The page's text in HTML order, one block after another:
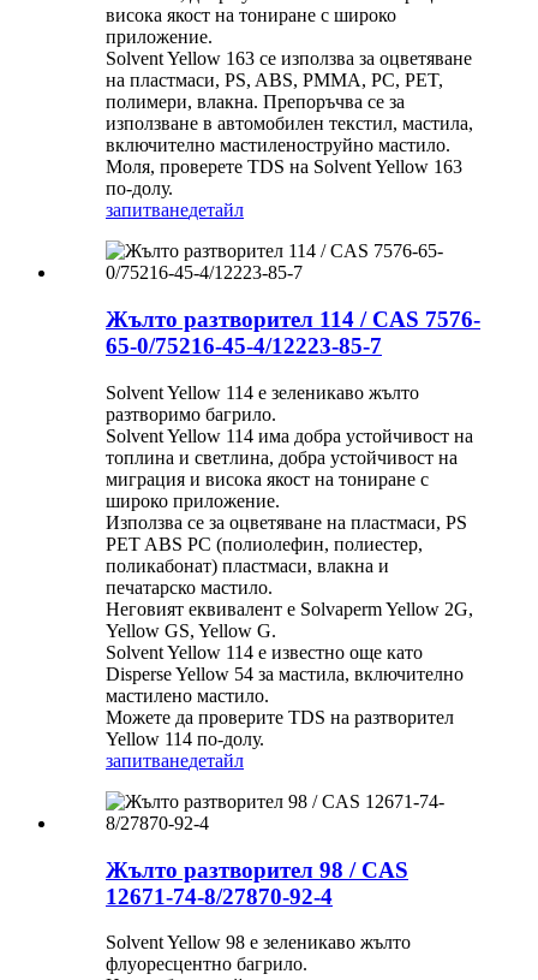
висока якост на тониране с широко
приложение.
Solvent Yellow 163 се използва за оцветяване
на пластмаси, PS, ABS, PMMA, PC, PET,
полимери, влакна. Препоръчва се за
използване в автомобилен текстил, мастила,
включително мастиленоструйно мастило.
Моля, проверете TDS на Solvent Yellow 163
по-долу.
запитванедетайл
Жълто разтворител 114 / CAS 7576-
65-0/75216-45-4/12223-85-7
Solvent Yellow 114 е зеленикаво жълто
разтворимо багрило.
Solvent Yellow 114 има добра устойчивост на
топлина и светлина, добра устойчивост на
миграция и висока якост на тониране с
широко приложение.
Използва се за оцветяване на пластмаси, PS
PET ABS PC (полиолефин, полиестер,
поликабонат) пластмаси, влакна и
печатарско мастило.
Неговият еквивалент е Solvaperm Yellow 2G,
Yellow GS, Yellow G.
Solvent Yellow 114 е известно още като
Disperse Yellow 54 за мастила, включително
мастилено мастило.
Можете да проверите TDS на разтворител
Yellow 114 по-долу.
запитванедетайл
Жълто разтворител 98 / CAS
12671-74-8/27870-92-4
Solvent Yellow 98 е зеленикаво жълто
флуоресцентно багрило.